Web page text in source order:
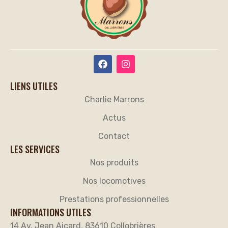
LIENS UTILES
Charlie Marrons
Actus
Contact
LES SERVICES
Nos produits
Nos locomotives
Prestations professionnelles
INFORMATIONS UTILES
14 Av. Jean Aicard, 83610 Collobrières